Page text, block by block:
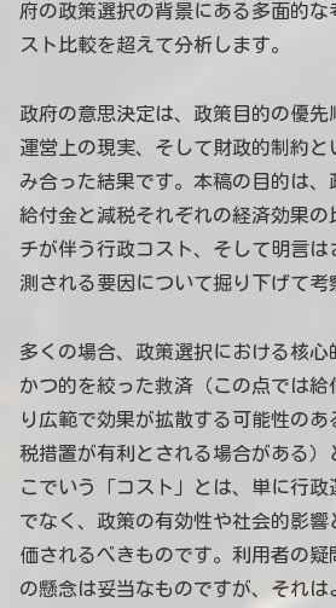
府の政策選択の背景にある多面的な
スト比較を超えて分析します。
政府の意思決定は、政策目的の優
運営上の現実、そして財政的制約
み合った結果です。本稿の目的は、
給付金と減税それぞれの経済効果の
チが伴う行政コスト、そして明言
測される要因について掘り下げて考
多くの場合、政策選択における核
かつ的を絞った救済（この点では給
り広範で効果が拡散する可能性の
税措置が有利とされる場合がある）
こでいう「コスト」とは、単に行
でなく、政策の有効性や社会的影響
価されるべきものです。利用者の疑
の懸念は妥当なものですが、それ